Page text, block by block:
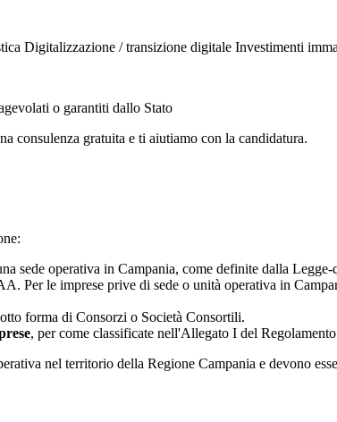
Digitalizzazione / transizione digitale Investimenti
o garantiti dallo Stato
consulenza gratuita e ti aiutiamo con la candidatura.
sede operativa in Campania, come definite dalla
Per le imprese prive di sede o unità operativa in
forma di Consorzi o Società Consortili.
, per come classificate nell'Allegato I del
nel territorio della Regione Campania e devono